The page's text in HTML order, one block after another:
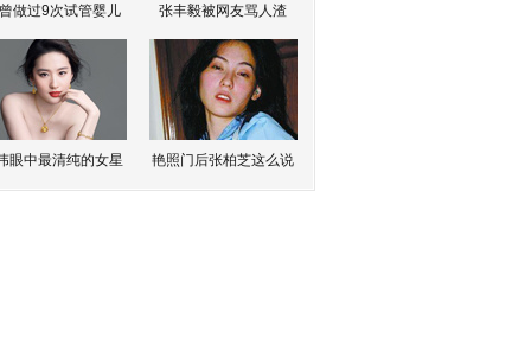
做过9次试管婴儿 张丰毅被网友骂人渣
眼中最清纯的女星 艳照门后张柏芝这么说